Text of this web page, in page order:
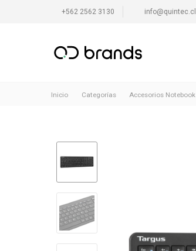
+562 2562 3130 info@quintec.cl
Inicio Categorías Accesorios Notebook